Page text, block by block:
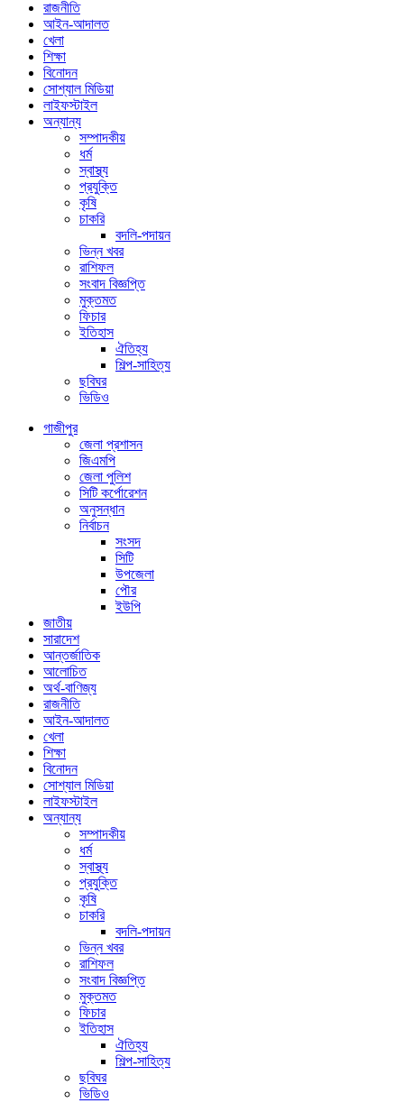
রাজনীতি
আইন-আদালত
খেলা
শিক্ষা
বিনোদন
সোশ্যাল মিডিয়া
লাইফস্টাইল
অন্যান্য
সম্পাদকীয়
ধর্ম
স্বাস্থ্য
প্রযুক্তি
কৃষি
চাকরি
বদলি-পদায়ন
ভিন্ন খবর
রাশিফল
সংবাদ বিজ্ঞপ্তি
মুক্তমত
ফিচার
ইতিহাস
ঐতিহ্য
শিল্প-সাহিত্য
ছবিঘর
ভিডিও
গাজীপুর
জেলা প্রশাসন
জিএমপি
জেলা পুলিশ
সিটি কর্পোরেশন
অনুসন্ধান
নির্বাচন
সংসদ
সিটি
উপজেলা
পৌর
ইউপি
জাতীয়
সারাদেশ
আন্তর্জাতিক
আলোচিত
অর্থ-বাণিজ্য
রাজনীতি
আইন-আদালত
খেলা
শিক্ষা
বিনোদন
সোশ্যাল মিডিয়া
লাইফস্টাইল
অন্যান্য
সম্পাদকীয়
ধর্ম
স্বাস্থ্য
প্রযুক্তি
কৃষি
চাকরি
বদলি-পদায়ন
ভিন্ন খবর
রাশিফল
সংবাদ বিজ্ঞপ্তি
মুক্তমত
ফিচার
ইতিহাস
ঐতিহ্য
শিল্প-সাহিত্য
ছবিঘর
ভিডিও